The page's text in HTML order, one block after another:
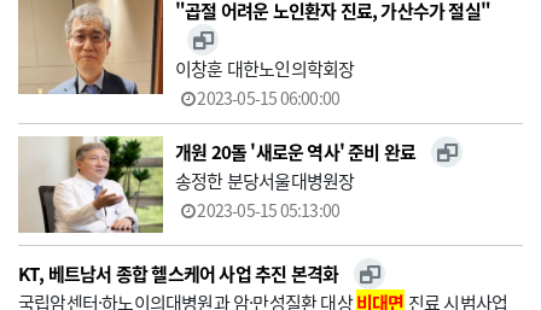
"곱절 어려운 노인환자 진료, 가산수가 절실"
이창훈 대한노인의학회장
2023-05-15 06:00:00
개원 20돌 '새로운 역사' 준비 완료
송정한 분당서울대병원장
2023-05-15 05:13:00
KT, 베트남서 종합 헬스케어 사업 추진 본격화
국립암센터·하노이의대병원과 암·만성질환 대상비대면 진료 시범사업